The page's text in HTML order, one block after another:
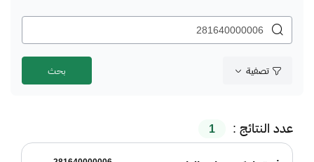
تصفية
عدد النتائج : 1